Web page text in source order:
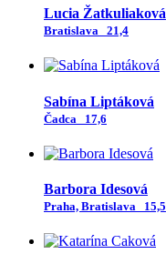
Lucia Žatkuliaková
Bratislava 21,4
Sabína Liptáková
Čadca 17,6
Barbora Idesová
Praha, Bratislava 15,5